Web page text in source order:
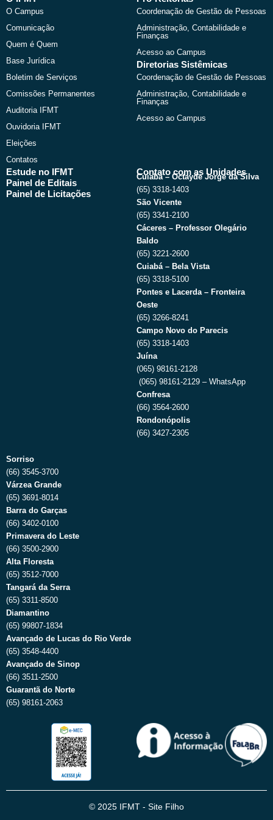
o
k
O Campus
Comunicação
Quem é Quem
Base Jurídica
Boletim de Serviços
Comissões Permanentes
Auditoria IFMT
Ouvidoria IFMT
Eleições
Contatos
Coordenação de Gestão de Pessoas
Administração, Contabilidade e
Finanças
Acesso ao Campus
Diretorias Sistêmicas
Coordenação de Gestão de Pessoas
Administração, Contabilidade e
Finanças
Acesso ao Campus
Estude no IFMT
Painel de Editais
Painel de Licitações
Contato com as Unidades
Cuiabá – Octayde Jorge da Silva
(65) 3318-1403
São Vicente
(65) 3341-2100
Cáceres – Professor Olegário
Baldo
(65) 3221-2600
Cuiabá – Bela Vista
(65) 3318-5100
Pontes e Lacerda – Fronteira
Oeste
(65) 3266-8241
Campo Novo do Parecis
(65) 3318-1403
Juína
(065) 98161-2128
(065) 98161-2129 – WhatsApp
Confresa
(66) 3564-2600
Rondonópolis
(66) 3427-2305
Sorriso
(66) 3545-3700
Várzea Grande
(65) 3691-8014
Barra do Garças
(66) 3402-0100
Primavera do Leste
(66) 3500-2900
Alta Floresta
(65) 3512-7000
Tangará da Serra
(65) 3311-8500
Diamantino
(65) 99807-1834
Avançado de Lucas do Rio Verde
(65) 3548-4400
Avançado de Sinop
(66) 3511-2500
Guarantã do Norte
(65) 98161-2063
© 2025 IFMT - Site Filho